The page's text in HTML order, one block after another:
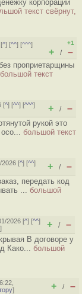
корпораций
текст свёрнут,
^] [^^] [^^^]
+1
+ / –
проприетарщины
большой текст
[^] [^^] [^^^]
+ / –
рукой это
большой текст
2026 [^] [^^]
+ / –
передать код
... большой
2026 [^] [^^]
] + / –
В договоре у
Како... большой
] + / –